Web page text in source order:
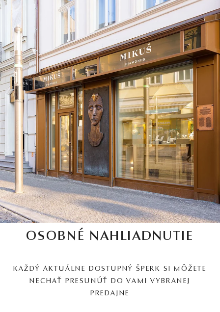
OSOBNÉ NAHLIADNUTIE
KAŽDÝ AKTUÁLNE DOSTUPNÝ ŠPERK SI MÔŽETE
NECHAŤ PRESUNÚŤ DO VAMI VYBRANEJ
PREDAJNE